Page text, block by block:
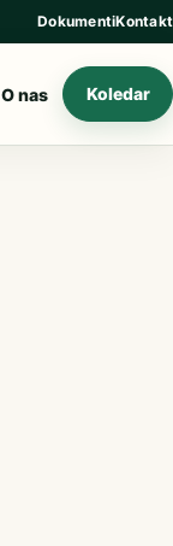
DokumentiKontakt
O nas Koledar